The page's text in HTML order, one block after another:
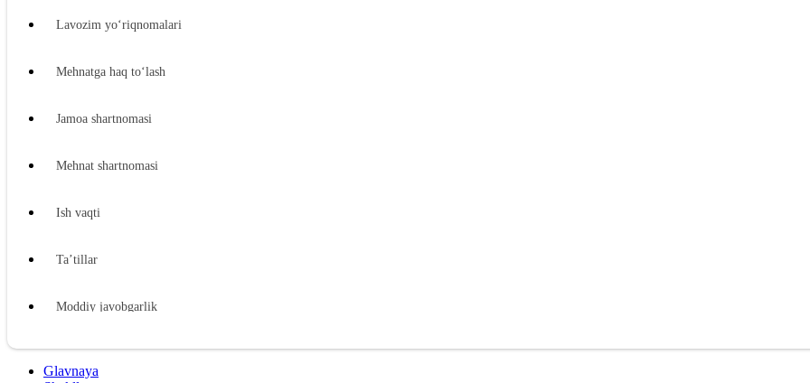
Lavozim yoʻriqnomalari
Mehnatga haq toʻlash
Jamoa shartnomasi
Mehnat shartnomasi
Ish vaqti
Ta’tillar
Moddiy javobgarlik
Xodimning moddiy javobgarligi
Glavnaya